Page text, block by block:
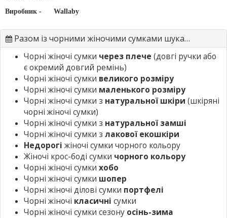
Виробник - Wallaby
Разом із чорними жіночими сумками шукають
Чорні жіночі сумки через плече (довгі ручки або
є окремий довгий ремінь)
Чорні жіночі сумки великого розміру
Чорні жіночі сумки маленького розміру
Чорні жіночі сумки з натуральної шкіри (шкіряні
чорні жіночі сумки)
Чорні жіночі сумки з натуральної замші
Чорні жіночі сумки з лакової екошкіри
Недорогі жіночі сумки чорного кольору
Жіночі крос-боді сумки чорного кольору
Чорні жіночі сумки хобо
Чорні жіночі сумки шопер
Чорні жіночі ділові сумки портфелі
Чорні жіночі класичні сумки
Чорні жіночі сумки сезону осінь-зима